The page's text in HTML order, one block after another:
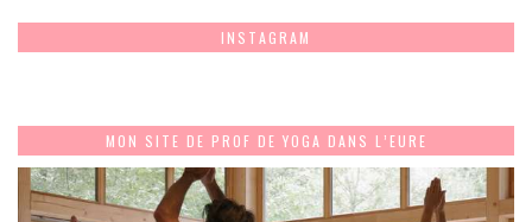
INSTAGRAM
MON SITE DE PROF DE YOGA DANS L’EURE